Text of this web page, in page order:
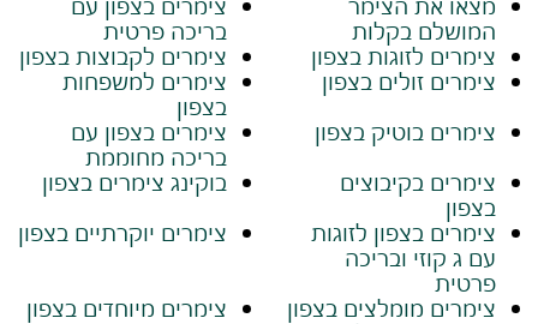
המושלם בקלות
בריכה פרטית
צימרים לזוגות בצפון
צימרים לקבוצות בצפון
צימרים זולים בצפון
צימרים למשפחות
בצפון
צימרים בוטיק בצפון
צימרים בצפון עם
בריכה מחוממת
צימרים בקיבוצים
בצפון
בוקינג צימרים בצפון
צימרים בצפון לזוגות
עם ג קוזי ובריכה
פרטית
צימרים יוקרתיים בצפון
צימרים מומלצים בצפון
צימרים מיוחדים בצפון